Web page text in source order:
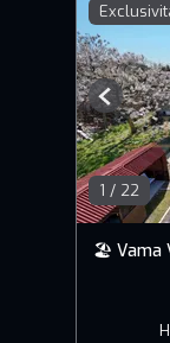
1 / 22
Previous
🏖️ Vama